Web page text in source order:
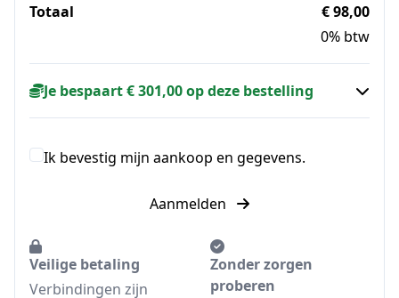
Totaal
€ 98,00
0% btw
Je bespaart € 301,00 op deze bestelling
Ik bevestig mijn aankoop en gegevens.
Aanmelden
Veilige betaling
Verbindingen zijn
Zonder zorgen
proberen